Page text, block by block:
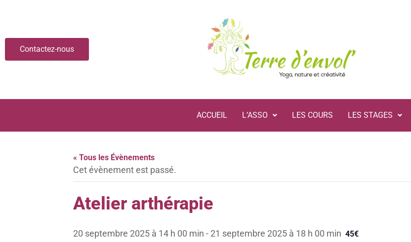
Contactez-nous
ACCUEIL L’ASSO LES COURS LES STAGES
« Tous les Évènements
Cet évènement est passé.
Atelier arthérapie
20 septembre 2025 à 14 h 00 min - 21 septembre 2025 à 18 h 00 min 45€